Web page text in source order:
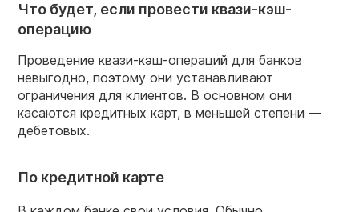
Что будет, если провести квази-кэш-
операцию
Проведение квази-кэш-операций для банков
невыгодно, поэтому они устанавливают
ограничения для клиентов. В основном они
касаются кредитных карт, в меньшей степени —
дебетовых.
По кредитной карте